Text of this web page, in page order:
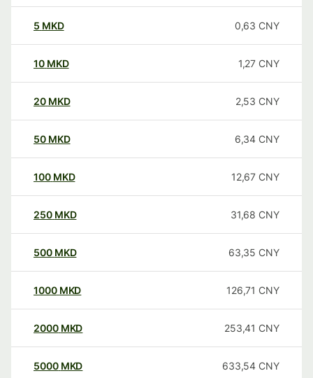
5 MKD 0,63 CNY
10 MKD 1,27 CNY
20 MKD 2,53 CNY
50 MKD 6,34 CNY
100 MKD 12,67 CNY
250 MKD 31,68 CNY
500 MKD 63,35 CNY
1000 MKD 126,71 CNY
2000 MKD 253,41 CNY
5000 MKD 633,54 CNY